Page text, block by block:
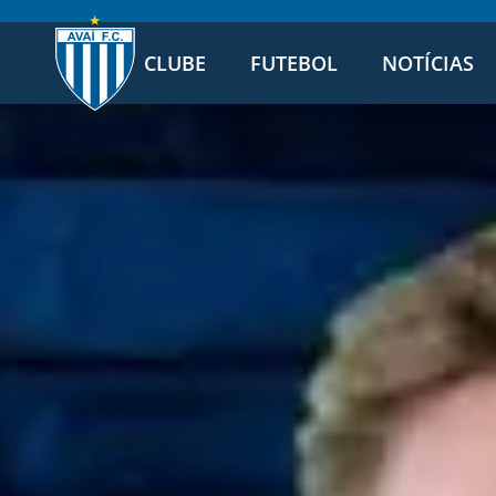
CLUBE FUTEBOL NOTÍCIAS